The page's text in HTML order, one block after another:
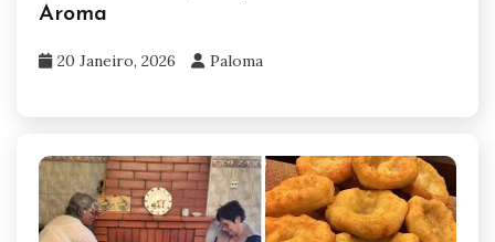
Aroma
20 Janeiro, 2026 Paloma